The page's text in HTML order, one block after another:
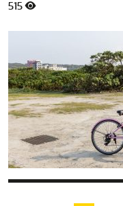
515